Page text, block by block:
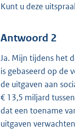
Kunt u deze
Antwoord 2
Ja. Mijn tijdens het
is gebaseerd op de
de uitgaven aan
€ 13,5 miljard
dat een toename
uitgaven